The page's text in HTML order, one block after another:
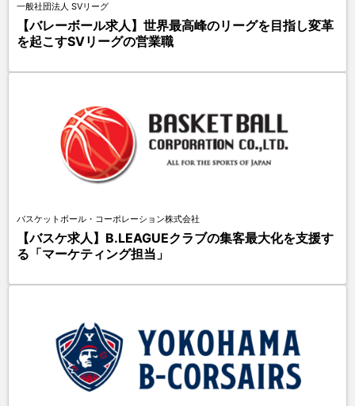
一般社団法人 SVリーグ
【バレーボール求人】世界最高峰のリーグを目指し変革
を起こすSVリーグの営業職
バスケットボール・コーポレーション株式会社
【バスケ求人】B.LEAGUEクラブの集客最大化を支援す
る「マーケティング担当」